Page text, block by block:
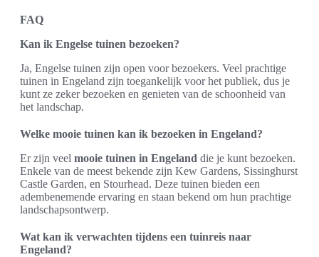
FAQ
Kan ik Engelse tuinen bezoeken?
Ja, Engelse tuinen zijn open voor bezoekers. Veel prachtige
tuinen in Engeland zijn toegankelijk voor het publiek, dus je
kunt ze zeker bezoeken en genieten van de schoonheid van
het landschap.
Welke mooie tuinen kan ik bezoeken in Engeland?
Er zijn veel mooie tuinen in Engeland die je kunt bezoeken.
Enkele van de meest bekende zijn Kew Gardens, Sissinghurst
Castle Garden, en Stourhead. Deze tuinen bieden een
adembenemende ervaring en staan bekend om hun prachtige
landschapsontwerp.
Wat kan ik verwachten tijdens een tuinreis naar
Engeland?